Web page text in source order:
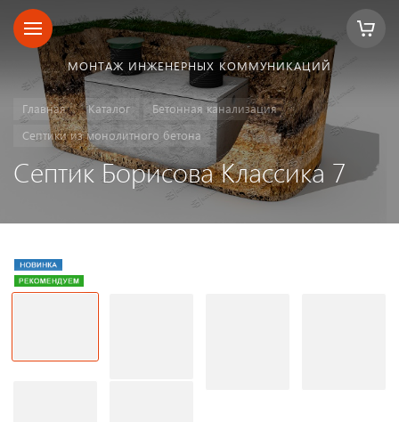
МОНТАЖ ИНЖЕНЕРНЫХ КОММУНИКАЦИЙ
Главная Каталог
Бетонная канализация
Септики из монолитного бетона
Септик Борисова Классика 7